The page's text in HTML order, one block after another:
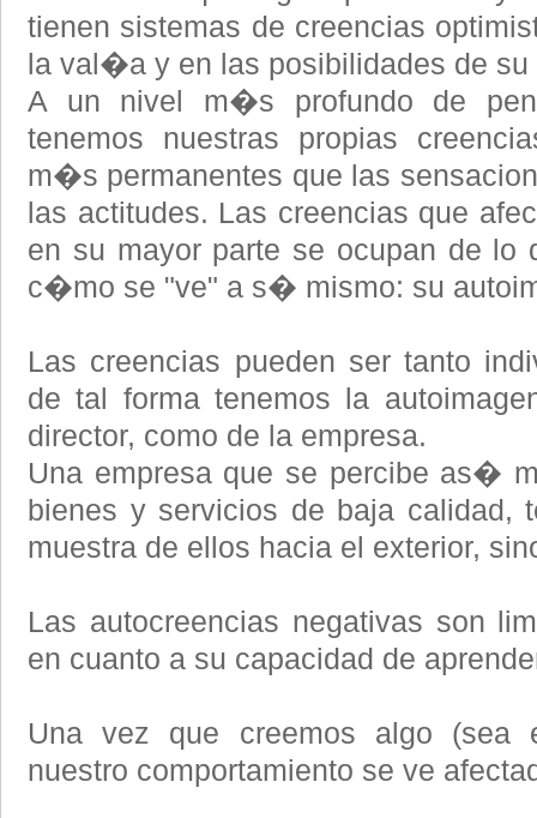
tienen sistemas de creencias
la val�a y en las posibilidades de su
A un nivel m�s profundo de
tenemos nuestras propias
m�s permanentes que las
las actitudes. Las creencias que
en su mayor parte se ocupan de
c�mo se "ve" a s� mismo: su
Las creencias pueden ser tanto
de tal forma tenemos la
director, como de la empresa.
Una empresa que se percibe as�
bienes y servicios de baja
muestra de ellos hacia el exterior,
Las autocreencias negativas son
en cuanto a su capacidad de
Una vez que creemos algo (sea
nuestro comportamiento se ve